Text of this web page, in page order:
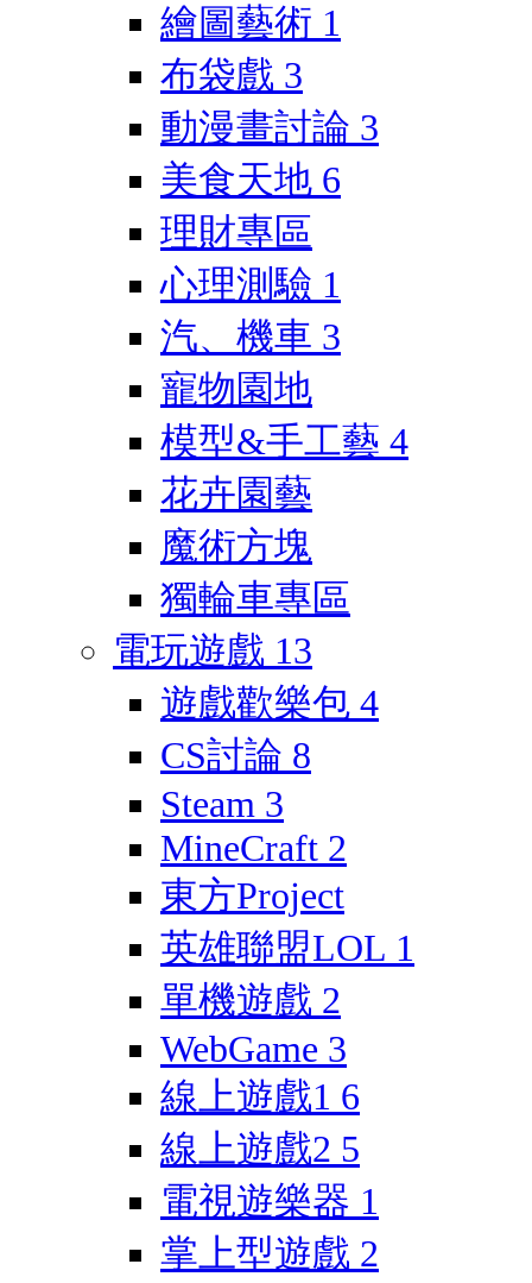
繪圖藝術 1
布袋戲 3
動漫畫討論 3
美食天地 6
理財專區
心理測驗 1
汽、機車 3
寵物園地
模型&手工藝 4
花卉園藝
魔術方塊
獨輪車專區
電玩遊戲 13
遊戲歡樂包 4
CS討論 8
Steam 3
MineCraft 2
東方Project
英雄聯盟LOL 1
單機遊戲 2
WebGame 3
線上遊戲1 6
線上遊戲2 5
電視遊樂器 1
掌上型遊戲 2